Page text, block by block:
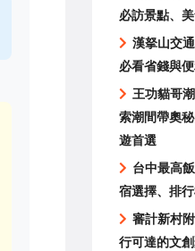
必訪景點、
漢拏山交
必看省錢與
王功貓哥
索潮間帶奧
遊首選
台中最高
宿選擇、排
審計新村
行可達的文